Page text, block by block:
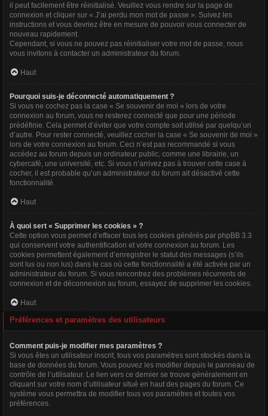
il peut facilement être réinitialisé. Veuillez vous rendre sur la page de
connexion et cliquer sur « J’ai perdu mon mot de passe ». Suivez les
instructions et vous devriez être en mesure de pouvoir vous connecter de
nouveau rapidement.
Cependant, si vous ne pouvez pas réinitialiser votre mot de passe, nous
vous invitons à contacter un administrateur du forum.
Haut
Pourquoi suis-je déconnecté automatiquement ?
Si vous ne cochez pas la case « Se souvenir de moi » lors de votre
connexion au forum, vous ne resterez connecté que pour une période
prédéfinie. Cela permet d’éviter que votre compte soit utilisé par quelqu’un
d’autre. Pour rester connecté, veuillez cocher la case « Se souvenir de moi »
lors de votre connexion au forum. Ceci n’est pas recommandé si vous
accédez au forum depuis un ordinateur public, comme une librairie, un
cybercafé, une université, etc. Si vous n’arrivez pas à trouver cette case à
cocher, il est probable qu’un administrateur du forum ait désactivé cette
fonctionnalité.
Haut
À quoi sert « Supprimer les cookies » ?
Cette option vous permet d’effacer tous les cookies générés par phpBB 3.3
qui conservent votre authentification et votre connexion au forum. Les
cookies permettent également d’enregistrer le statut des messages (s’ils
sont lus ou non lus) dans le cas où cette fonctionnalité a été activée par un
administrateur du forum. Si vous rencontrez des problèmes récurrents de
connexion et de déconnexion au forum, essayez de supprimer les cookies.
Haut
Préférences et paramètres des utilisateurs
Comment puis-je modifier mes paramètres ?
Si vous êtes un utilisateur inscrit, tous vos paramètres sont stockés dans la
base de données du forum. Vous pouvez les modifier depuis le panneau de
contrôle de l’utilisateur. Le lien vers ce dernier se trouve généralement en
cliquant sur votre nom d’utilisateur situé en haut des pages du forum. Ce
système vous permettra de modifier tous vos paramètres et toutes vos
préférences.